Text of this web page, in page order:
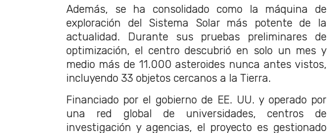
Además, se ha consolidado como la máquina de
exploración del Sistema Solar más potente de la
actualidad. Durante sus pruebas preliminares de
optimización, el centro descubrió en solo un mes y
medio más de 11.000 asteroides nunca antes vistos,
incluyendo 33 objetos cercanos a la Tierra.
Financiado por el gobierno de EE. UU. y operado por
una red global de universidades, centros de
investigación y agencias, el proyecto es gestionado